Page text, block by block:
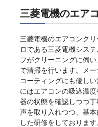
三菱電機のエア
三菱電機のエアコンク
ロである三菱電機シス
フがクリーニングに伺
で清掃を行います。メ
コーティングにも優し
にはエアコンの吸込温
器の状態を確認しつつ
声を取り入れつつ、基
した研修をしております